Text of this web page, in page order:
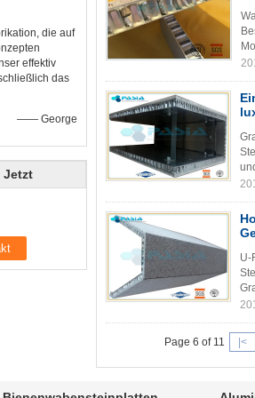
die auf
effektiv
das
—— George
Jetzt
U-
Page 6 of 11 |<